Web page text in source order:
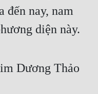
đến nay, nam
diện này.
Dương Thảo